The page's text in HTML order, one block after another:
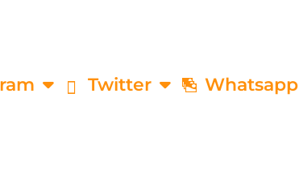
Twitter Whatsapp